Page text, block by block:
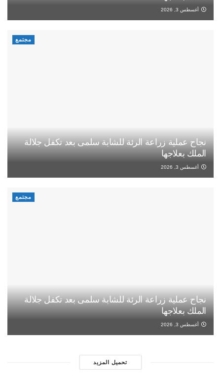
أغسطس 3, 2026
مجتمع
نجاح عملية زراعة الرئة للشابة سلمى بعد تكفل جلالة
الملك بعلاجها
أغسطس 3, 2026
مجتمع
نجاح عملية زراعة الرئة للشابة سلمى بعد تكفل جلالة
الملك بعلاجها
أغسطس 3, 2026
تحميل المزيد